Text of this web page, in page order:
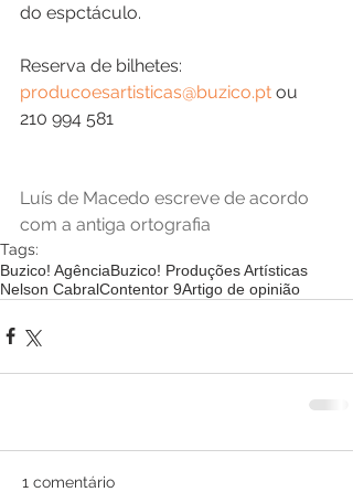
do espctáculo.
Reserva de bilhetes:
producoesartisticas@buzico.pt ou
210 994 581
Luís de Macedo escreve de acordo
com a antiga ortografia
Tags:
Buzico! AgênciaBuzico! Produções Artísticas
Nelson CabralContentor 9Artigo de opinião
1 comentário